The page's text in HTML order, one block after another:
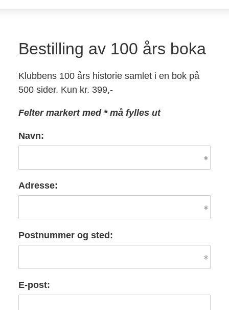
Bestilling av 100 års boka
Klubbens 100 års historie samlet i en bok på
500 sider. Kun kr. 399,-
Felter markert med * må fylles ut
Navn:
Adresse:
Postnummer og sted:
E-post: